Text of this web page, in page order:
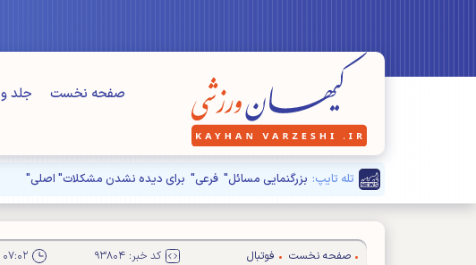
صفحه نخست جلد و PDF مجله
تله تایپ: بزرگنمایی مسائل" فرعی" برای دیده نشدن مشکلات" اصلی"
صفحه نخست فوتبال کد خبر: ۹۳۸۰۴ ۰۷:۰۲